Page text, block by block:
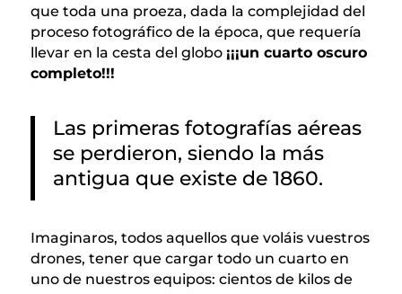
que toda una proeza, dada la complejidad del
proceso fotográfico de la época, que requería
llevar en la cesta del globo ¡¡¡un cuarto oscuro
completo!!!
Las primeras fotografías aéreas
se perdieron, siendo la más
antigua que existe de 1860.
Imaginaros, todos aquellos que voláis vuestros
drones, tener que cargar todo un cuarto en
uno de nuestros equipos: cientos de kilos de